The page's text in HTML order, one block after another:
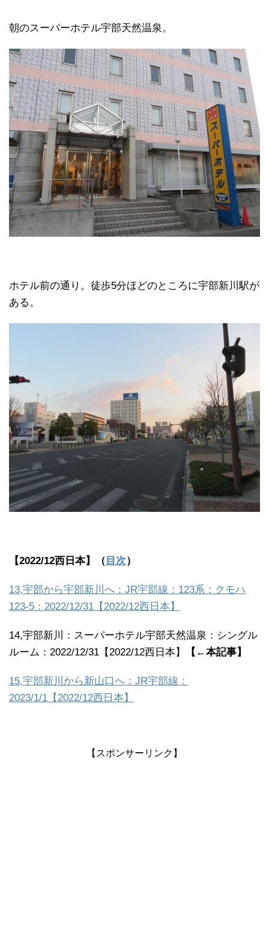
朝のスーパーホテル宇部天然温泉。
ホテル前の通り。徒歩5分ほどのところに宇部新川駅が
ある。
【2022/12西日本】（ 目次）
13,宇部から宇部新川へ：JR宇部線：123系：クモハ
123-5：2022/12/31【2022/12西日本】
14,宇部新川：スーパーホテル宇部天然温泉：シングル
ルーム：2022/12/31【2022/12西日本】
【←本記事】
15,宇部新川から新山口へ：JR宇部線：
2023/1/1【2022/12西日本】
【スポンサーリンク】